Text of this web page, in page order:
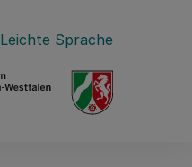
Leichte Sprache